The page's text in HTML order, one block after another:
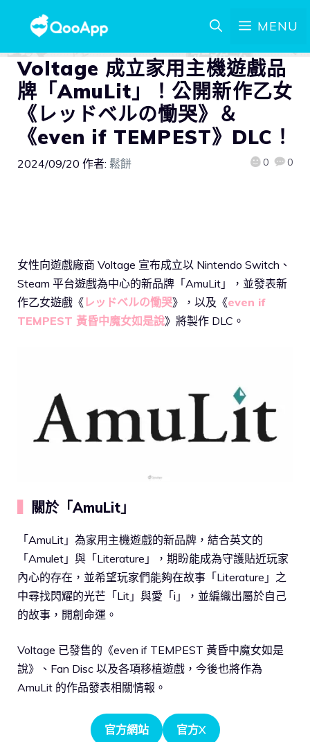
MENU
Voltage 成立家用主機遊戲品
牌「AmuLit」！公開新作乙女
《レッドベルの慟哭》＆
《even if TEMPEST》DLC！
2024/09/20 作者: 鬆餅 0 0
女性向遊戲廠商 Voltage 宣布成立以 Nintendo Switch、
Steam 平台遊戲為中心的新品牌「AmuLit」，並發表新
作乙女遊戲《レッドベルの慟哭》，以及《even if
TEMPEST 黃昏中魔女如是說》將製作 DLC。
關於「AmuLit」
「AmuLit」為家用主機遊戲的新品牌，結合英文的
「Amulet」與「Literature」，期盼能成為守護貼近玩家
內心的存在，並希望玩家們能夠在故事「Literature」之
中尋找閃耀的光芒「Lit」與愛「i」，並編織出屬於自己
的故事，開創命運。
Voltage 已發售的《even if TEMPEST 黃昏中魔女如是
說》、Fan Disc 以及各項移植遊戲，今後也將作為
AmuLit 的作品發表相關情報。
官方網站 官方X